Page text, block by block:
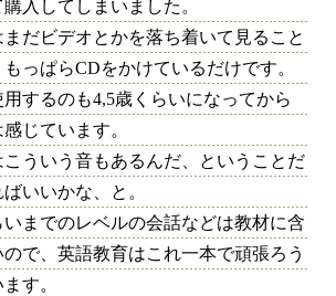
入してしまいました。
だビデオとかを落ち着いて見ること
っぱらCDをかけているだけです。
するのも4,5歳くらいになってから
じています。
ういう音もあるんだ、ということだ
いいかな、と。
までのレベルの会話などは教材に含
で、英語教育はこれ一本で頑張ろう
す。